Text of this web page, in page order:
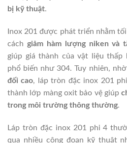
bị kỹ thuật.
Inox 201 được phát triển nhằm
cách giảm hàm lượng niken và
giúp giá thành của vật liệu
phổ biến như 304. Tuy nhiên,
đối cao, láp tròn đặc inox 201
thành lớp màng oxit bảo vệ giúp
trong môi trường thông thường.
Láp tròn đặc inox 201 phi 4
qua nhiều công đoạn kỹ thuật